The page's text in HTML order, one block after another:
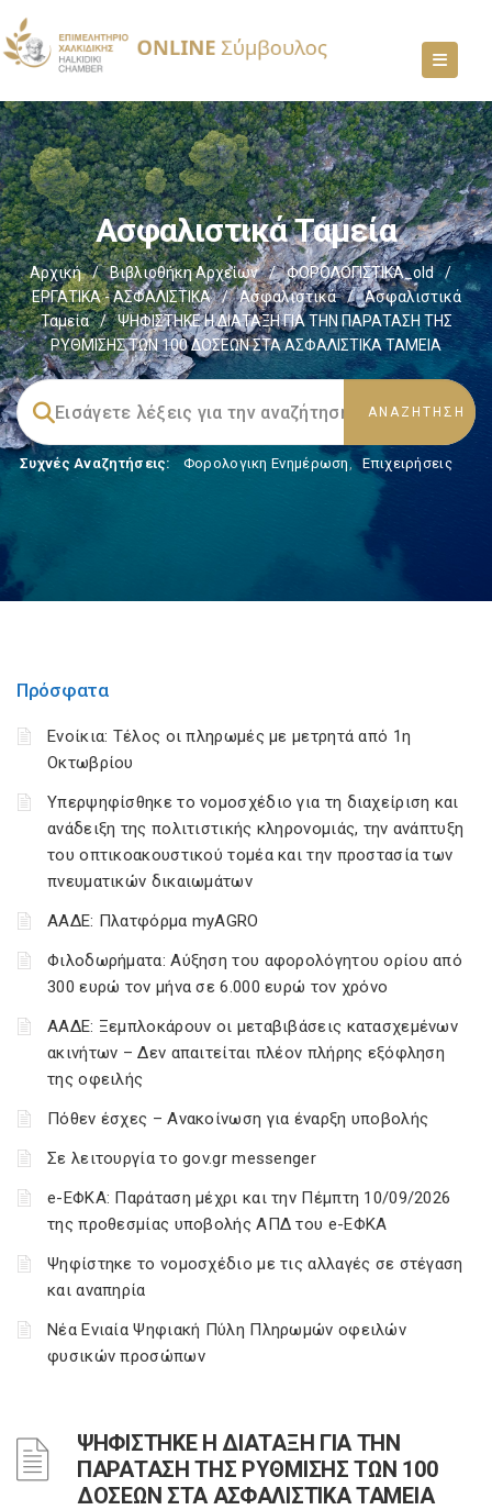
Ασφαλιστικά Ταμεία
Αρχική / Βιβλιοθήκη Αρχείων / ΦΟΡΟΛΟΓΙΣΤΙΚΑ_old
/
ΕΡΓΑΤΙΚΑ - ΑΣΦΑΛΙΣΤΙΚΑ
/ Ασφαλιστικά /
Ασφαλιστικά
Ταμεία
/
ΨΗΦΙΣΤΗΚΕ Η ΔΙΑΤΑΞΗ ΓΙΑ ΤΗΝ ΠΑΡΑΤΑΣΗ ΤΗΣ
ΡΥΘΜΙΣΗΣ ΤΩΝ 100 ΔΟΣΕΩΝ ΣΤΑ ΑΣΦΑΛΙΣΤΙΚΑ ΤΑΜΕΙΑ
Συχνές Αναζητήσεις: Φορολογικη Ενημέρωση, Επιχειρήσεις
Πρόσφατα
Ενοίκια: Τέλος οι πληρωμές με μετρητά από 1η
Οκτωβρίου
Υπερψηφίσθηκε το νομοσχέδιο για τη διαχείριση και
ανάδειξη της πολιτιστικής κληρονομιάς, την ανάπτυξη
του οπτικοακουστικού τομέα και την προστασία των
πνευματικών δικαιωμάτων
ΑΑΔΕ: Πλατφόρμα myAGRO
Φιλοδωρήματα: Αύξηση του αφορολόγητου ορίου από
300 ευρώ τον μήνα σε 6.000 ευρώ τον χρόνο
ΑΑΔΕ: Ξεμπλοκάρουν οι μεταβιβάσεις κατασχεμένων
ακινήτων – Δεν απαιτείται πλέον πλήρης εξόφληση
της οφειλής
Πόθεν έσχες – Ανακοίνωση για έναρξη υποβολής
Σε λειτουργία το gov.gr messenger
e-ΕΦΚΑ: Παράταση μέχρι και την Πέμπτη 10/09/2026
της προθεσμίας υποβολής ΑΠΔ του e-ΕΦΚΑ
Ψηφίστηκε το νομοσχέδιο με τις αλλαγές σε στέγαση
και αναπηρία
Νέα Ενιαία Ψηφιακή Πύλη Πληρωμών οφειλών
φυσικών προσώπων
ΨΗΦΙΣΤΗΚΕ Η ΔΙΑΤΑΞΗ ΓΙΑ ΤΗΝ
ΠΑΡΑΤΑΣΗ ΤΗΣ ΡΥΘΜΙΣΗΣ ΤΩΝ 100
ΔΟΣΕΩΝ ΣΤΑ ΑΣΦΑΛΙΣΤΙΚΑ ΤΑΜΕΙΑ